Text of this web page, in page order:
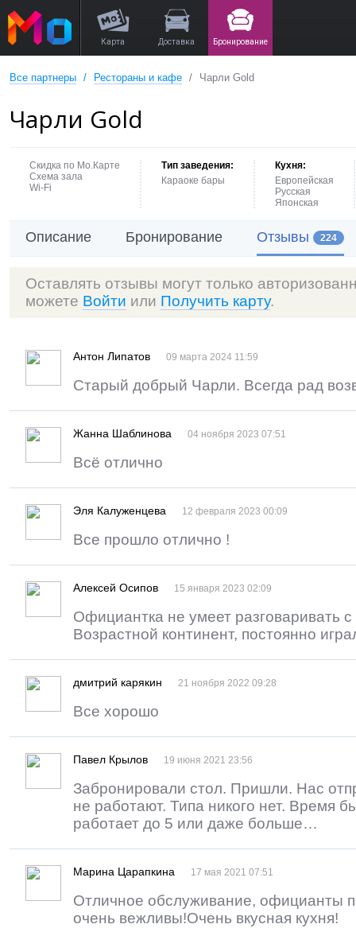
Карта Доставка Бронирование
Все партнеры Рестораны и кафе Чарли Gold
Чарли Gold
Скидка по Мо.Карте
Схема зала
Wi-Fi
Тип заведения:
Караоке бары
Кухня:
Европейская
Русская
Японская
Описание Бронирование Отзывы 224
Оставлять отзывы могут только
можете Войти или Получить карту.
Антон Липатов 09 марта 2024 11:59
Старый добрый Чарли. Всегда рад
Жанна Шаблинова 04 ноября 2023 07:51
Всё отлично
Эля Калуженцева 12 февраля 2023 00:09
Все прошло отлично !
Алексей Осипов 15 января 2023 02:09
Официантка не умеет разговаривать
Возрастной континент, постоянно
дмитрий карякин 21 ноября 2022 09:28
Все хорошо
Павел Крылов 19 июня 2021 23:56
Забронировали стол. Пришли. Нас
не работают. Типа никого нет. Время
работает до 5 или даже больше…
Марина Царапкина 17 мая 2021 07:51
Отличное обслуживание, официанты
очень вежливы!Очень вкусная кухня!